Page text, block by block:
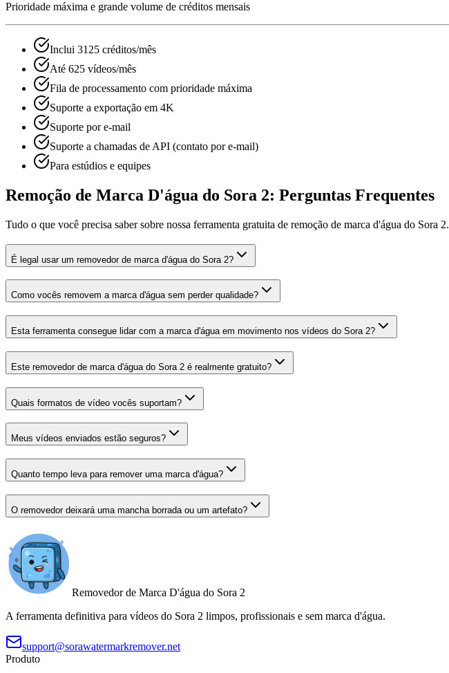
Prioridade máxima e grande volume de créditos mensais
Inclui 3125 créditos/mês
Até 625 vídeos/mês
Fila de processamento com prioridade máxima
Suporte a exportação em 4K
Suporte por e‑mail
Suporte a chamadas de API (contato por e‑mail)
Para estúdios e equipes
Remoção de Marca D'água do Sora 2: Perguntas Frequentes
Tudo o que você precisa saber sobre nossa ferramenta gratuita de remoção de marca d'água do Sora 2.
É legal usar um removedor de marca d'água do Sora 2?
Como vocês removem a marca d'água sem perder qualidade?
Esta ferramenta consegue lidar com a marca d'água em movimento nos vídeos do Sora 2?
Este removedor de marca d'água do Sora 2 é realmente gratuito?
Quais formatos de vídeo vocês suportam?
Meus vídeos enviados estão seguros?
Quanto tempo leva para remover uma marca d'água?
O removedor deixará uma mancha borrada ou um artefato?
Removedor de Marca D'água do Sora 2
A ferramenta definitiva para vídeos do Sora 2 limpos, profissionais e sem marca d'água.
support@sorawatermarkremover.net
Produto